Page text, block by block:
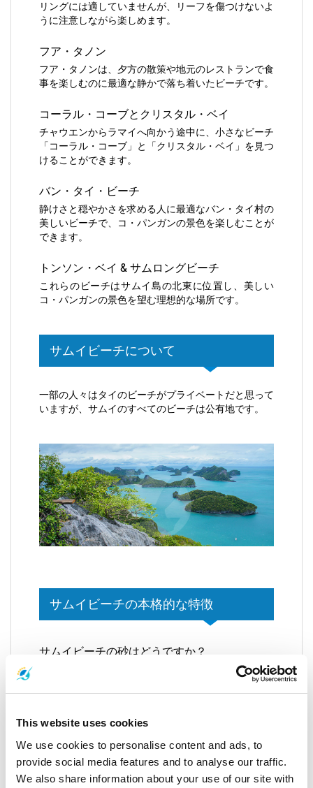
This website uses cookies
We use cookies to personalise content and ads, to
provide social media features and to analyse our traffic.
We also share information about your use of our site with
リングには適していませんが、リーフを傷つけないよ
うに注意しながら楽しめます。
フア・タノン
フア・タノンは、夕方の散策や地元のレストランで食
事を楽しむのに最適な静かで落ち着いたビーチです。
コーラル・コーブとクリスタル・ベイ
チャウエンからラマイへ向かう途中に、小さなビーチ
「コーラル・コーブ」と「クリスタル・ベイ」を見つ
けることができます。
バン・タイ・ビーチ
静けさと穏やかさを求める人に最適なバン・タイ村の
美しいビーチで、コ・パンガンの景色を楽しむことが
できます。
トンソン・ベイ & サムロングビーチ
これらのビーチはサムイ島の北東に位置し、美しい
コ・パンガンの景色を望む理想的な場所です。
サムイビーチについて
一部の人々はタイのビーチがプライベートだと思って
いますが、サムイのすべてのビーチは公有地です。
サムイビーチの本格的な特徴
サムイビーチの砂はどうですか？
ラマイの小石状の砂から、チャウエンの柔らかい砂ま
で、サムイのビーチの砂にはさまざまな種類がありま
す。
水の透明度はどうですか？
ハイシーズン中は水はほとんどクリスタルのように澄
んでおり、モンスーンシーズン（11月から1月）には
濁りやすくなります。